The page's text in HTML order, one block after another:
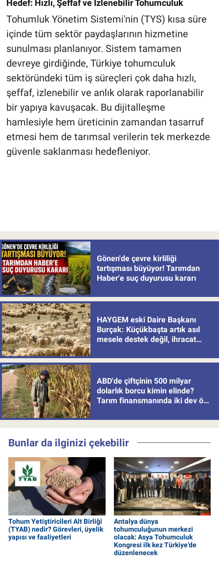
Hedef: Hızlı, Şeffaf ve İzlenebilir Tohumculuk
Tohumluk Yönetim Sistemi'nin (TYS) kısa süre
içinde tüm sektör paydaşlarının hizmetine
sunulması planlanıyor. Sistem tamamen
devreye girdiğinde, Türkiye tohumculuk
sektöründeki tüm iş süreçleri çok daha hızlı,
şeffaf, izlenebilir ve anlık olarak raporlanabilir
bir yapıya kavuşacak. Bu dijitalleşme
hamlesiyle hem üreticinin zamandan tasarruf
etmesi hem de tarımsal verilerin tek merkezde
güvenle saklanması hedefleniyor.
Gönen'de çevre kirliliği
tartışması büyüyor! Tarımdan
Haber'e suç duyurusu kararı
HAYGEM eski Daire Başkanı
Burçak: Küçükbaşta artık asıl
mesele destek değil, ihracat
ABD'de çiftçinin 500 milyar
dolarlık borcu kimin elinde?
Tarım finansmanında iki dev öne
Bunlar da ilginizi çekebilir
Tohum Yetiştiricileri Alt Birliği
(TYAB) nedir? Görevleri, üyelik
yapısı ve faaliyetleri
Antalya dünya
tohumculuğunun merkezi
olacak: Asya Tohumculuk
Kongresi ilk kez Türkiye’de
düzenlenecek